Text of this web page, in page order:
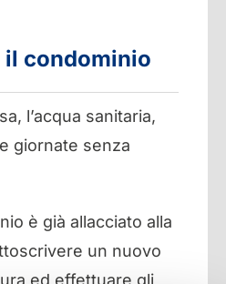
il condominio
l’acqua sanitaria,
giornate senza
è già allacciato alla
un nuovo
ed effettuare gli